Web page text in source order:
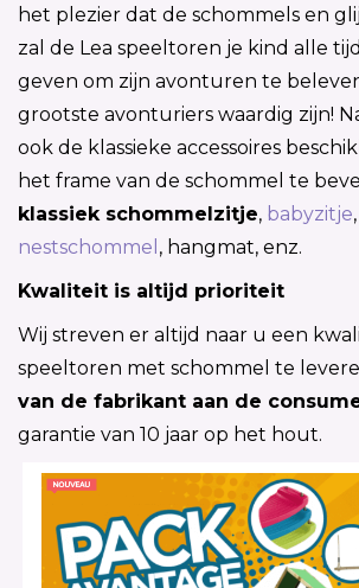
het plezier dat de schommels en
zal de Lea speeltoren je kind alle
geven om zijn avonturen te
grootste avonturiers waardig zijn!
ook de klassieke accessoires
het frame van de schommel te
klassiek schommelzitje, babyzitje,
nestschommel , hangmat, enz.
Kwaliteit is altijd prioriteit
Wij streven er altijd naar u een
speeltoren met schommel te
van de fabrikant aan de
garantie van 10 jaar op het hout.